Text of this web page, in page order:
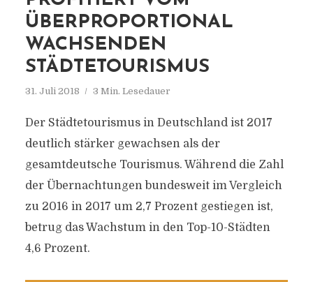
ÜBERPROPORTIONAL
WACHSENDEN
STÄDTETOURISMUS
31. Juli 2018 3 Min. Lesedauer
Der Städtetourismus in Deutschland ist 2017
deutlich stärker gewachsen als der
gesamtdeutsche Tourismus. Während die Zahl
der Übernachtungen bundesweit im Vergleich
zu 2016 in 2017 um 2,7 Prozent gestiegen ist,
betrug das Wachstum in den Top-10-Städten
4,6 Prozent.